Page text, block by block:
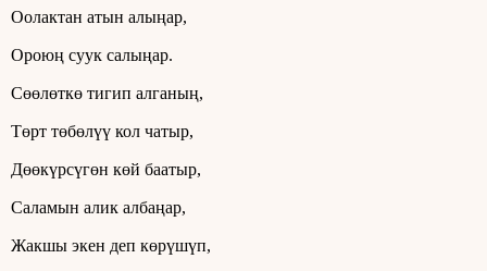
Оолактан атын алыңар,
Ороюң суук салыңар.
Сөөлөткө тигип алганың,
Төрт төбөлүү кол чатыр,
Дөөкүрсүгөн көй баатыр,
Саламын алик албаңар,
Жакшы экен деп көрүшүп,